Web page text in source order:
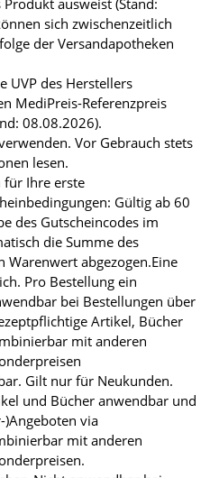
ausweist (Stand:
sich zwischenzeitlich
der Versandapotheken
UVP des Herstellers
MediPreis-Referenzpreis
08.08.2026).
Vor Gebrauch stets
lesen.
für Ihre erste
Gültig ab 60
des Gutscheincodes im
die Summe des
Warenwert abgezogen.Eine
Pro Bestellung ein
bei Bestellungen über
Artikel, Bücher
mit anderen
Gilt nur für Neukunden.
und Bücher anwendbar und
)Angeboten via
mit anderen